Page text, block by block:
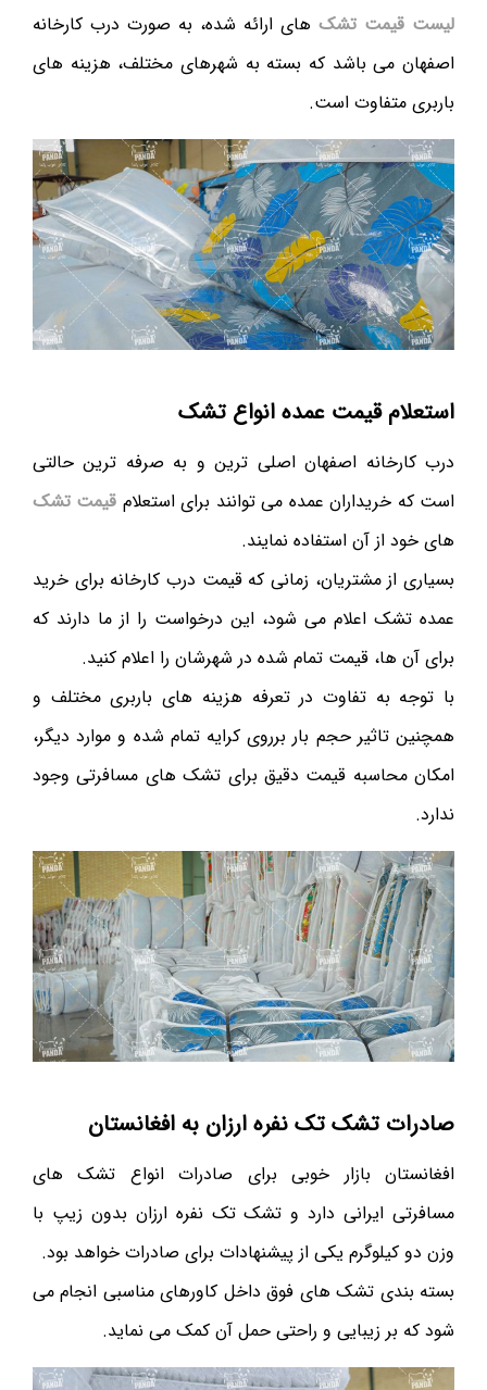
لیست قیمت تشک های ارائه شده، به صورت درب کارخانه
اصفهان می باشد که بسته به شهرهای مختلف، هزینه های
باربری متفاوت است.
استعلام قیمت عمده انواع تشک
درب کارخانه اصفهان اصلی ترین و به صرفه ترین حالتی
است که خریداران عمده می توانند برای استعلام قیمت تشک
های خود از آن استفاده نمایند.
بسیاری از مشتریان، زمانی که قیمت درب کارخانه برای خرید
عمده تشک اعلام می شود، این درخواست را از ما دارند که
برای آن ها، قیمت تمام شده در شهرشان را اعلام کنید.
با توجه به تفاوت در تعرفه هزینه های باربری مختلف و
همچنین تاثیر حجم بار برروی کرایه تمام شده و موارد دیگر،
امکان محاسبه قیمت دقیق برای تشک های مسافرتی وجود
ندارد.
صادرات تشک تک نفره ارزان به افغانستان
افغانستان بازار خوبی برای صادرات انواع تشک های
مسافرتی ایرانی دارد و تشک تک نفره ارزان بدون زیپ با
وزن دو کیلوگرم یکی از پیشنهادات برای صادرات خواهد بود.
بسته بندی تشک های فوق داخل کاورهای مناسبی انجام می
شود که بر زیبایی و راحتی حمل آن کمک می نماید.